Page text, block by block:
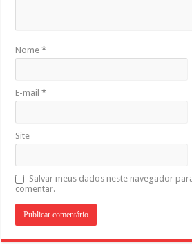
Nome*
E-mail*
Site
Salvar meus dados neste navegador
comentar.